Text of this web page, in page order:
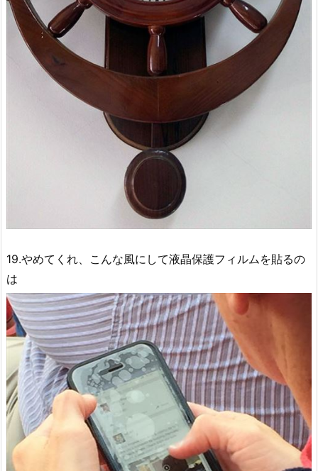
19.やめてくれ、こんな風にして液晶保護フィルムを貼るの
は